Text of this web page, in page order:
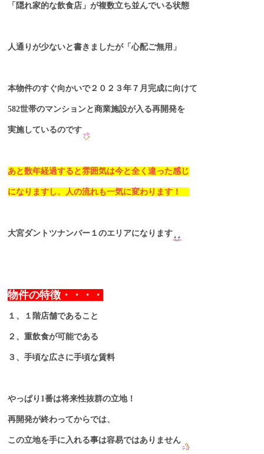
「隠れ家的な飲食店」が複数立ち並んでいる状態
人通りが少ないと書きましたが「心配ご無用」
本物件のすぐ向かいで２０２３年７月完成に向けて
582世帯のマンションと商業施設が入る再開発を
実施しているのです
あと数年経過すると雰囲気は今と全く違った感じ
になりますし、人の流れも一気に変わります！
大宮ダントツナンバー１のエリアになります
物件の特徴・・・・
１、１階店舗であること
２、重飲食が可能である
３、手頃な広さに手頃な賃料
やっぱり1番は将来性抜群の立地！
再開発が終わってからでは、
この立地を手に入れる事は容易ではありません